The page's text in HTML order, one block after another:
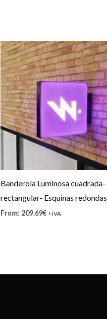
Banderola Luminosa cuadrada-
rectangular- Esquinas redondas
From: 209.69€ +IVA